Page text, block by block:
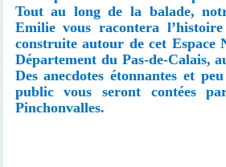
Tout au long de la balade,
Emilie vous racontera
construite autour de cet Espace
Département du Pas-de-Calais,
Des anecdotes étonnantes et
public vous seront contées
Pinchonvalles.